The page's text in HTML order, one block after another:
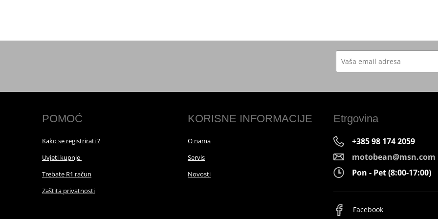
POMOĆ
Kako se registrirati ?
Uvjeti kupnje
Trebate R1 račun
Zaštita privatnosti
KORISNE INFORMACIJE
O nama
Servis
Novosti
Etrgovina
+385 98 174 2059
motobean@msn.com
Pon - Pet (8:00-17:00)
Facebook